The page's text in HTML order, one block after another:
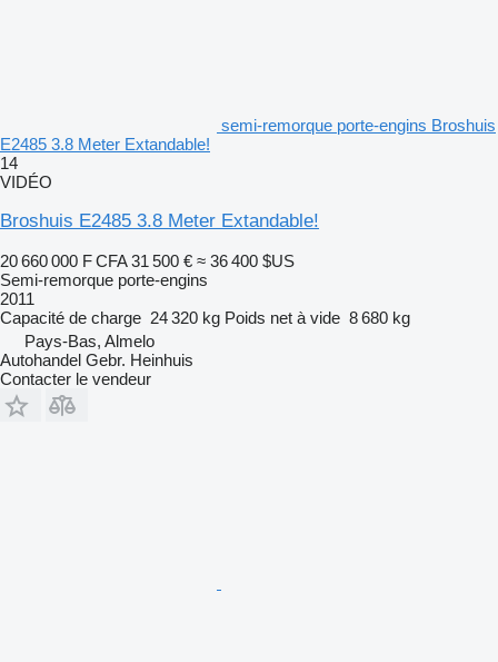
semi-remorque porte-engins Broshuis
E2485 3.8 Meter Extandable!
14
VIDÉO
Broshuis E2485 3.8 Meter Extandable!
20 660 000 F CFA 31 500 € ≈ 36 400 $US
Semi-remorque porte-engins
2011
Capacité de charge 24 320 kg Poids net à vide 8 680 kg
Pays-Bas, Almelo
Autohandel Gebr. Heinhuis
Contacter le vendeur